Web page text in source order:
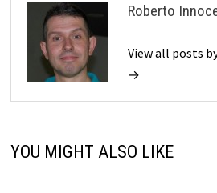
Roberto
View all posts
→
YOU MIGHT ALSO LIKE